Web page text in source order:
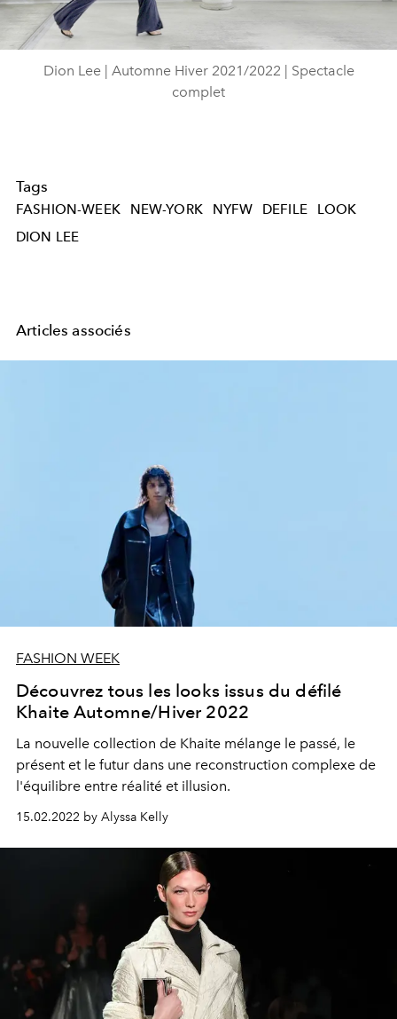
Video
Dion Lee | Automne Hiver 2021/2022 | Spectacle
complet
Tags
FASHION-WEEK NEW-YORK NYFW DEFILE
LOOK
DION LEE
Articles associés
FASHION WEEK
Découvrez tous les looks issus du défilé
Khaite Automne/Hiver 2022
La nouvelle collection de Khaite mélange le passé, le
présent et le futur dans une reconstruction complexe de
l'équilibre entre réalité et illusion.
15.02.2022 by Alyssa Kelly